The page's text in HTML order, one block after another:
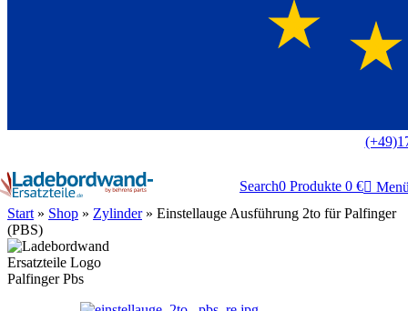
Search0 Produkte 0 €
Start » Shop » Zylinder» Einstellauge Ausführung 2to für Palfinger
(PBS)